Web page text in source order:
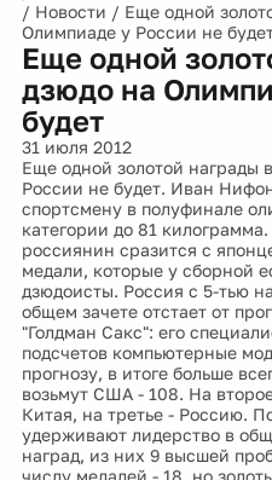
/ Новости / Еще одной
Олимпиаде у России не
Еще одной
дзюдо на
будет
31 июля 2012
Еще одной золотой награды
России не будет. Иван
спортсмену в полуфинале
категории до 81
россиянин сразится с
медали, которые у сборной
дзюдоисты. Россия с 5-тью
общем зачете отстает от
"Голдман Сакс": его
подсчетов компьютерные
прогнозу, в итоге больше
возьмут США - 108. На
Китая, на третье - Россию.
удерживают лидерство в
наград, из них 9 высшей